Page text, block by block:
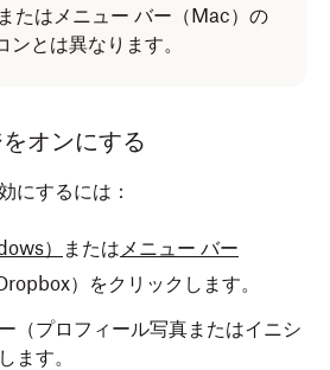
たはメニュー バー（Mac）の
とは異なります。
オンにする
にするには：
） またはメニュー バー
Dropbox）をクリックします。
（プロフィール写真またはイニシ
ます。